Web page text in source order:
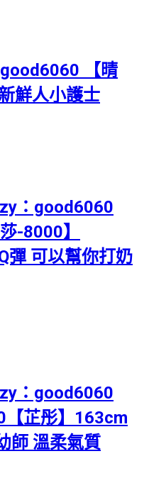
【晴
鮮人小護士
：good6060
-8000】
彈 可以幫你打奶
：good6060
芷彤】163cm
師 溫柔氣質